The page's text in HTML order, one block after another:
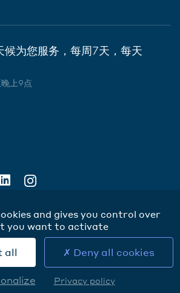
候为您服务，每周7天，每天
上9点
Cookies
and gives you control over
you want to activate
all Deny all cookies
Privacy policy